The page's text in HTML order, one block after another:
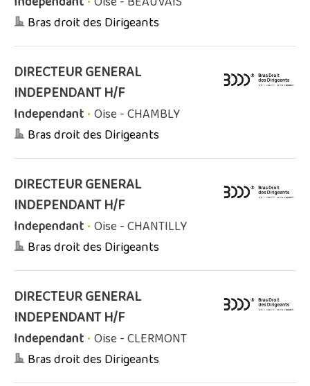
Bras droit des Dirigeants
DIRECTEUR GENERAL
INDEPENDANT H/F
Independant • Oise - CHAMBLY
Bras droit des Dirigeants
DIRECTEUR GENERAL
INDEPENDANT H/F
Independant • Oise - CHANTILLY
Bras droit des Dirigeants
DIRECTEUR GENERAL
INDEPENDANT H/F
Independant • Oise - CLERMONT
Bras droit des Dirigeants